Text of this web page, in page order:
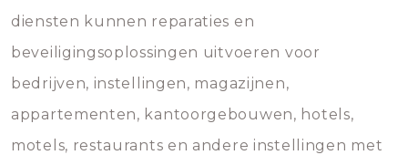
diensten kunnen reparaties en
beveiligingsoplossingen uitvoeren voor
bedrijven, instellingen, magazijnen,
appartementen, kantoorgebouwen, hotels,
motels, restaurants en andere instellingen met